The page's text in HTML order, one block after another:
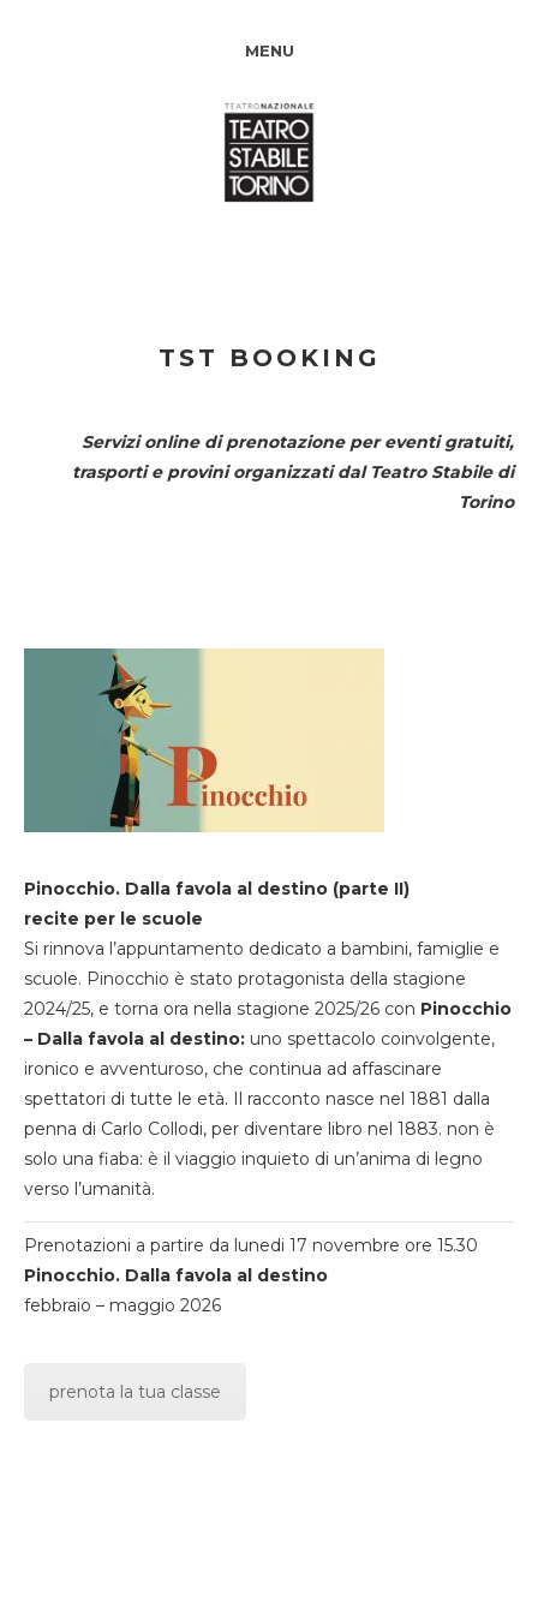
MENU
TST BOOKING
Servizi online di prenotazione per eventi gratuiti,
trasporti e provini organizzati dal Teatro Stabile di
Torino
Pinocchio. Dalla favola al destino (parte II)
recite per le scuole
Si rinnova l’appuntamento dedicato a bambini, famiglie e
scuole. Pinocchio è stato protagonista della stagione
2024/25, e torna ora nella stagione 2025/26 con Pinocchio
– Dalla favola al destino: uno spettacolo coinvolgente,
ironico e avventuroso, che continua ad affascinare
spettatori di tutte le età. Il racconto nasce nel 1881 dalla
penna di Carlo Collodi, per diventare libro nel 1883. non è
solo una fiaba: è il viaggio inquieto di un’anima di legno
verso l’umanità.
Prenotazioni a partire da lunedi 17 novembre ore 15.30
Pinocchio. Dalla favola al destino
febbraio – maggio 2026
prenota la tua classe